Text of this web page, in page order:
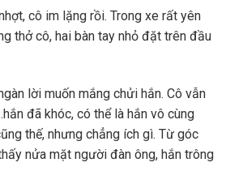
cô im lặng rồi. Trong xe rất yên
thở cô, hai bàn tay nhỏ đặt trên đầu
lời muốn mắng chửi hắn. Cô vẫn
đã khóc, có thể là hắn vô cùng
thế, nhưng chẳng ích gì. Từ góc
nửa mặt người đàn ông, hắn trông